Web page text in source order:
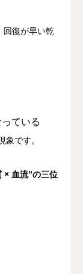
回復が早い乾
ている
です。
× 血流”の三位